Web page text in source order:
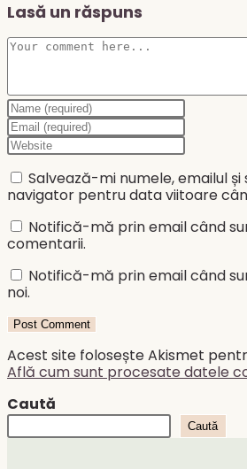
Lasă un răspuns
Comment
Enter
your
name
or
username
to
comment
Enter
your
email
address
to
comment
Enter
your
website
URL
Salvează-mi numele, emailul
navigator pentru data viitoare
Notifică-mă prin email când
comentarii.
Notifică-mă prin email când
noi.
Acest site folosește Akismet
Află cum sunt procesate datele
Caută
Caută